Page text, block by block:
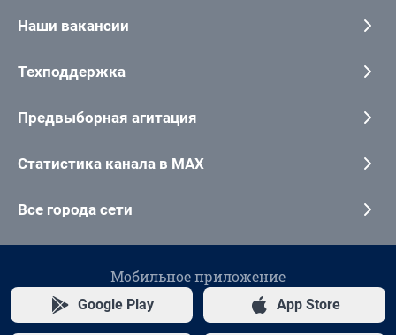
Наши вакансии
Техподдержка
Предвыборная агитация
Статистика канала в MAX
Все города сети
Мобильное приложение
Google Play App Store